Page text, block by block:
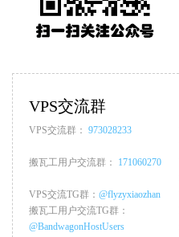
VPS交流群
VPS交流群： 973028233
搬瓦工用户交流群： 171060270
VPS交流TG群： @flyzyxiaozhan
搬瓦工用户交流TG群：
@BandwagonHostUsers